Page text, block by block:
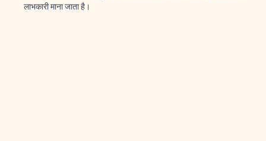
लाभकारी माना जाता है।